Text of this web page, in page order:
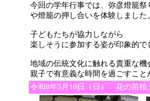
今回の学年行事では、弥彦燈籠祭
や燈籠の押し合いを体験しました
子どもたちが協力しながら
楽しそうに参加する姿が印象的で
地域の伝統文化に触れる貴重な機
親子で有意義な時間を過ごすこと
令和8年5月10日（日） 花の苗植